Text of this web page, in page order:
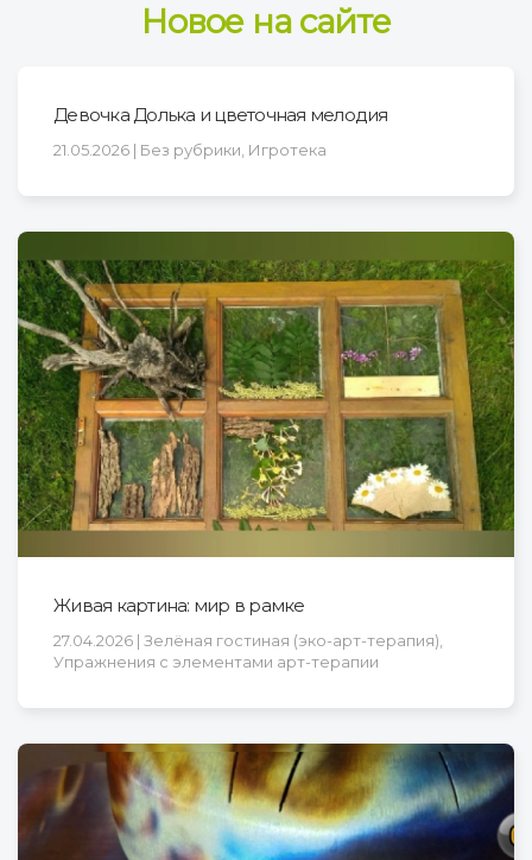
Новое на сайте
Девочка Долька и цветочная мелодия
21.05.2026 | Без рубрики, Игротека
Живая картина: мир в рамке
27.04.2026 | Зелёная гостиная (эко-арт-терапия),
Упражнения с элементами арт-терапии